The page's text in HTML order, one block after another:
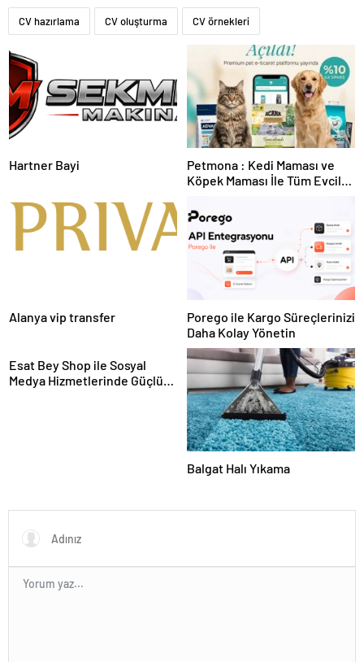
CV hazırlama CV oluşturma CV örnekleri
Hartner Bayi
Petmona : Kedi Maması ve
Köpek Maması İle Tüm Evcil
Alanya vip transfer
Porego ile Kargo Süreçlerinizi
Daha Kolay Yönetin
Esat Bey Shop ile Sosyal
Medya Hizmetlerinde Güçlü
Balgat Halı Yıkama